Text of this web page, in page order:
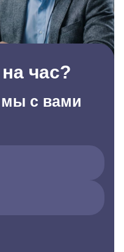
час?
мы с вами